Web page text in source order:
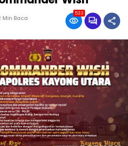
Min Baca
533